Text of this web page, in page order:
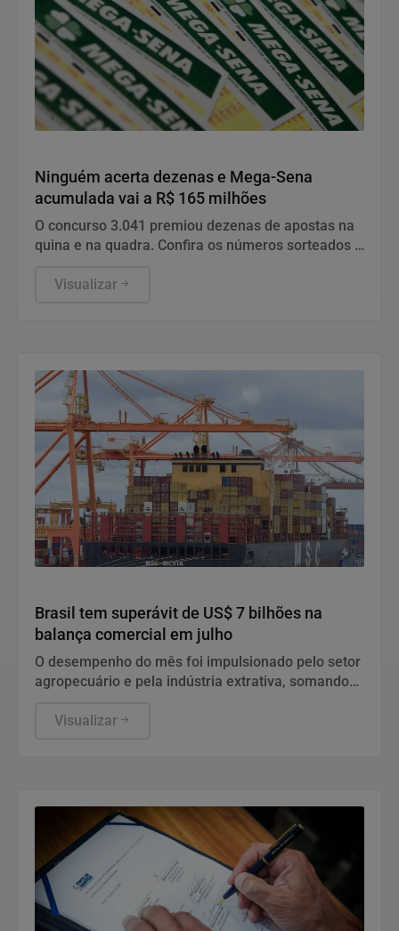
Ninguém acerta dezenas e Mega-Sena
acumulada vai a R$ 165 milhões
O concurso 3.041 premiou dezenas de apostas na
quina e na quadra. Confira os números sorteados e
sorteio.
Visualizar
Brasil tem superávit de US$ 7 bilhões na
balança comercial em julho
O desempenho do mês foi impulsionado pelo setor
agropecuário e pela indústria extrativa, somando
Visualizar